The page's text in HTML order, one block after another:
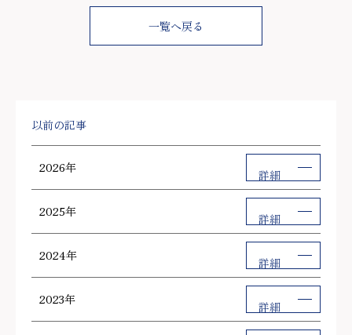
一覧へ戻る
以前の記事
2026年 詳細
2025年 詳細
2024年 詳細
2023年 詳細